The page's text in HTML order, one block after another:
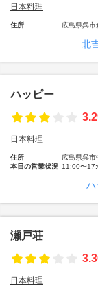
日本料理
住所 広島県呉市
北
ハッピー
日本料理
住所
広島県呉市
本日の営業状況 11:00〜
ハ
瀬戸荘
日本料理